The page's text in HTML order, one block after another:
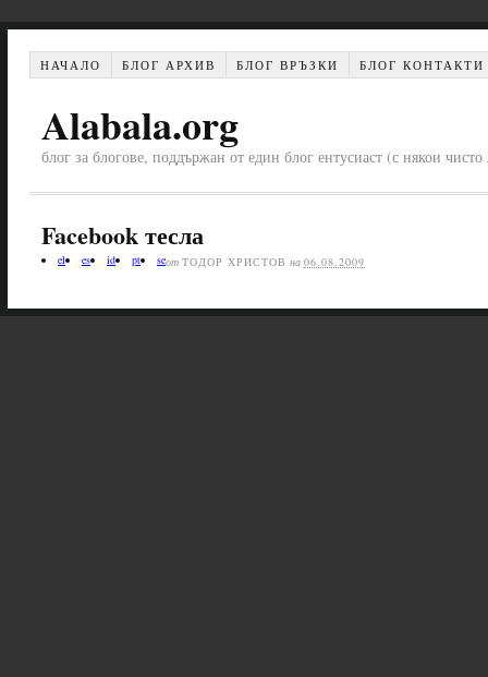
НАЧАЛО БЛОГ АРХИВ БЛОГ ВРЪЗКИ БЛОГ КОНТАКТИ
Alabala.org
блог за блогове, поддържан от един блог ентусиаст (с някои
Facebook тесла
el es id pt seот ТОДОР ХРИСТОВ на 06.08.2009